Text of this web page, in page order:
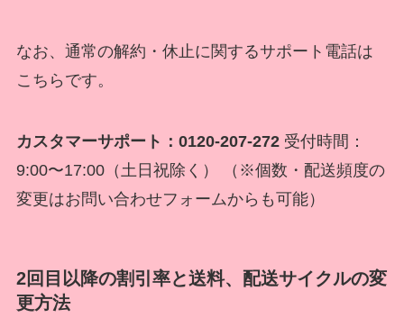
なお、通常の解約・休止に関するサポート電話は
こちらです。
カスタマーサポート：0120-207-272受付時間：
9:00〜17:00（土日祝除く） （※個数・配送頻度の
変更はお問い合わせフォームからも可能）
2回目以降の割引率と送料、配送サイクルの変
更方法